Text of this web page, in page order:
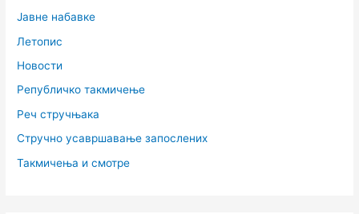
Јавне набавке
Летопис
Новости
Републичко такмичење
Реч стручњака
Стручно усавршавање запослених
Такмичења и смотре